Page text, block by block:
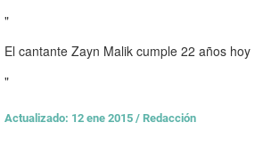
"
El cantante Zayn Malik cumple 22 años hoy
"
Actualizado: 12 ene 2015 / Redacción